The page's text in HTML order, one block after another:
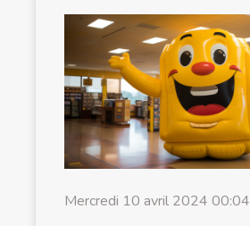
Mercredi 10 avril 2024 00:04